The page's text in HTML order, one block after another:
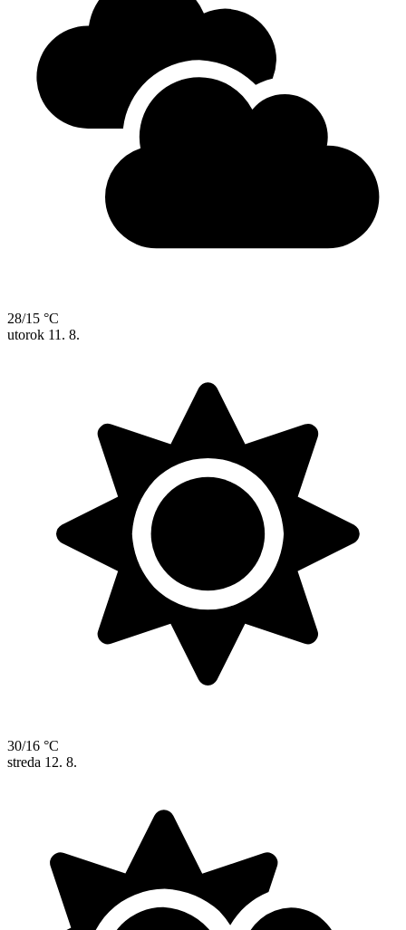
28/15 °C
utorok 11. 8.
30/16 °C
streda 12. 8.